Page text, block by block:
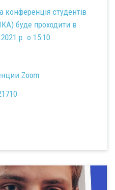
студентів
буде проходити в
р. о 15:10.
Zoom